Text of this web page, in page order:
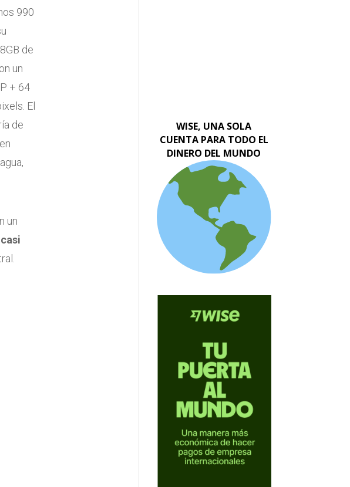
990
de
un
+ 64
El
de
un
WISE, UNA SOLA
CUENTA PARA TODO EL
DINERO DEL MUNDO